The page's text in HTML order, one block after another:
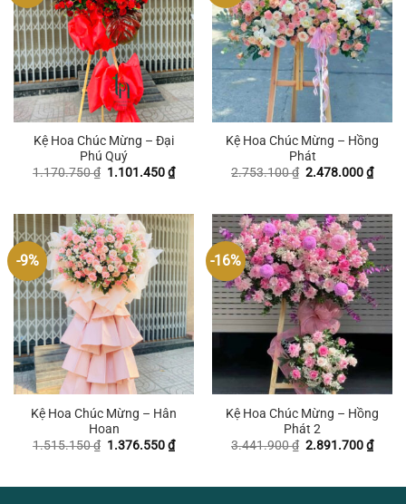
Kệ Hoa Chúc Mừng – Đại
Phú Quý
1.170.750₫ Giá
1.101.450₫Giá
hiện
1.101.450 ₫.
Kệ Hoa Chúc Mừng – Hồng
Phát
2.753.100₫ Giá
2.478.000₫Giá
hiện
-9%
Kệ Hoa Chúc Mừng – Hân
Hoan
1.515.150₫ Giá
1.376.550₫Giá
hiện
1.376.550 ₫.
-16%
Kệ Hoa Chúc Mừng – Hồng
Phát 2
3.441.900₫ Giá
2.891.700₫Giá
hiện